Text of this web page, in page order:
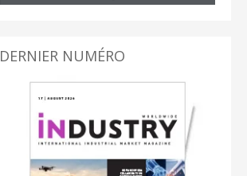
DERNIER NUMÉRO